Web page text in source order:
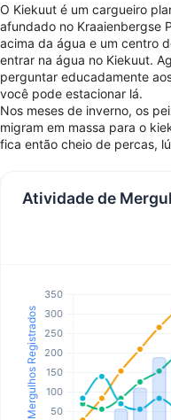
O Kiekuut é um cargueiro
afundado no Kraaienbergse
acima da água e um centro
entrar na água no Kiekuut.
perguntar educadamente
você pode estacionar lá.
Nos meses de inverno, os
migram em massa para o
fica então cheio de percas,
Atividade de